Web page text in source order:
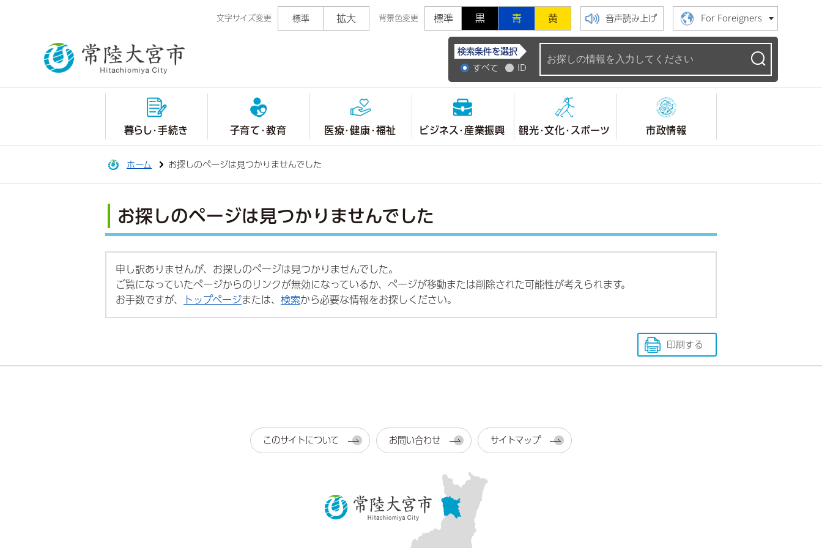
文字サイズ変更 標準 拡大 背景色変更 標準 黒 青 黄 音声読み上げ For Foreigners
常陸大宮市公式ホームページ
検索条件を選択
すべて
ID
暮らし・手続き 子育て・教育 医療・健康・福祉 ビジネス・産業振興 観光・文化・スポーツ 市政情報
ホーム お探しのページは見つかりませんでした
お探しのページは見つかりませんでした
申し訳ありませんが、お探しのページは見つかりませんでした。
ご覧になっていたページからのリンクが無効になっているか、ページが移動または削除された可能性が考えられます。
お手数ですが、
トップページまたは、 検索から必要な情報をお探しください。
印刷する
このサイトについて お問い合わせ サイトマップ